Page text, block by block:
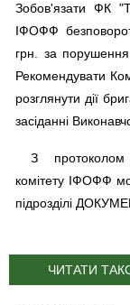
Зобов'язати ФК
ІФОФФ
грн. за
Рекомендувати
розглянути дії
засіданні
З протоколом
комітету ІФОФФ
підрозділі
ЧИТАТИ